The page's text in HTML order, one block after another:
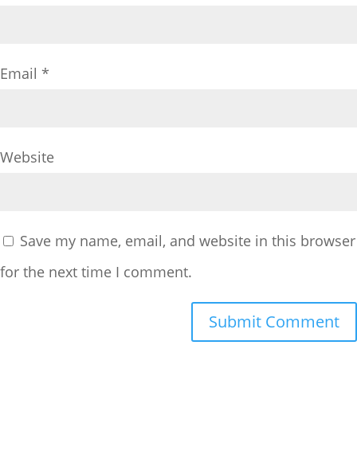
Email *
Website
Save my name, email, and website in this browser
for the next time I comment.